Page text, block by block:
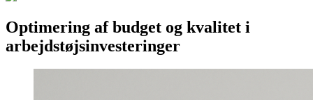
Optimering af budget og kvalitet i
arbejdstøjsinvesteringer